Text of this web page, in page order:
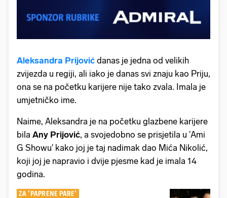
Aleksandra Prijović danas je jedna od velikih
zvijezda u regiji, ali iako je danas svi znaju kao Priju,
ona se na početku karijere nije tako zvala. Imala je
umjetničko ime.
Naime, Aleksandra je na početku glazbene karijere
bila Any Prijović, a svojedobno se prisjetila u 'Ami
G Showu' kako joj je taj nadimak dao Mića Nikolić,
koji joj je napravio i dvije pjesme kad je imala 14
godina.
ZA 'PAPRENE PARE'